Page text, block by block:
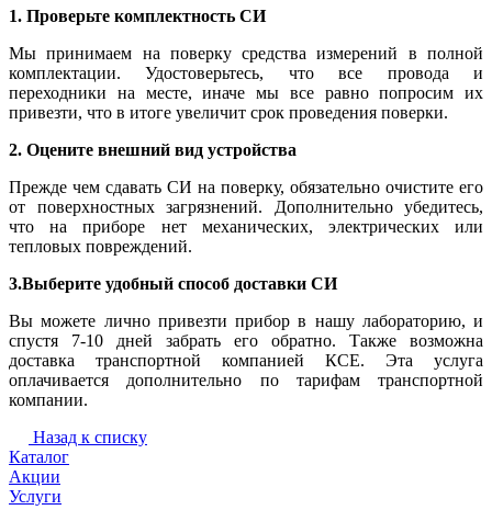
1. Проверьте комплектность СИ
Мы принимаем на поверку средства измерений в полной
комплектации. Удостоверьтесь, что все провода и
переходники на месте, иначе мы все равно попросим их
привезти, что в итоге увеличит срок проведения поверки.
2. Оцените внешний вид устройства
Прежде чем сдавать СИ на поверку, обязательно очистите его
от поверхностных загрязнений. Дополнительно убедитесь,
что на приборе нет механических, электрических или
тепловых повреждений.
3.Выберите удобный способ доставки СИ
Вы можете лично привезти прибор в нашу лабораторию, и
спустя 7-10 дней забрать его обратно. Также возможна
доставка транспортной компанией КСЕ. Эта услуга
оплачивается дополнительно по тарифам транспортной
компании.
Назад к списку
Каталог
Акции
Услуги